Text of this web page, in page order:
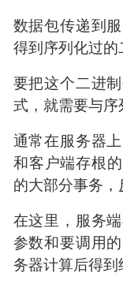
数据包传递到
得到序列化过的
要把这个二进
式，就需要与序
通常在服务器
和客户端存根
的大部分事务，
在这里，服务
参数和要调用
务器计算后得到